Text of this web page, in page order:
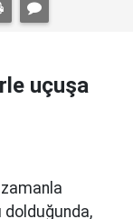
uçuşa
dolduğunda,